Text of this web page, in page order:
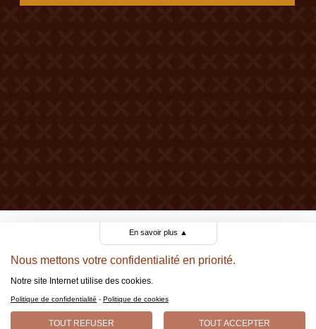
En savoir plus ▲
Nous mettons votre confidentialité en priorité.
Notre site Internet utilise des cookies.
Politique de confidentialité - Politique de cookies
TOUT REFUSER TOUT ACCEPTER